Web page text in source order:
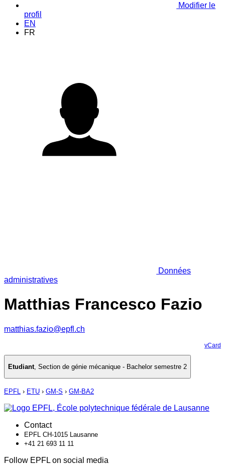
Modifier le
profil
EN
FR
Données
administratives
Matthias Francesco Fazio
matthias.fazio@epfl.ch
vCard
Etudiant, Section de génie mécanique - Bachelor semestre 2
EPFL › ETU › GM-S › GM-BA2
Contact
EPFL CH-1015 Lausanne
+41 21 693 11 11
Follow EPFL on social media